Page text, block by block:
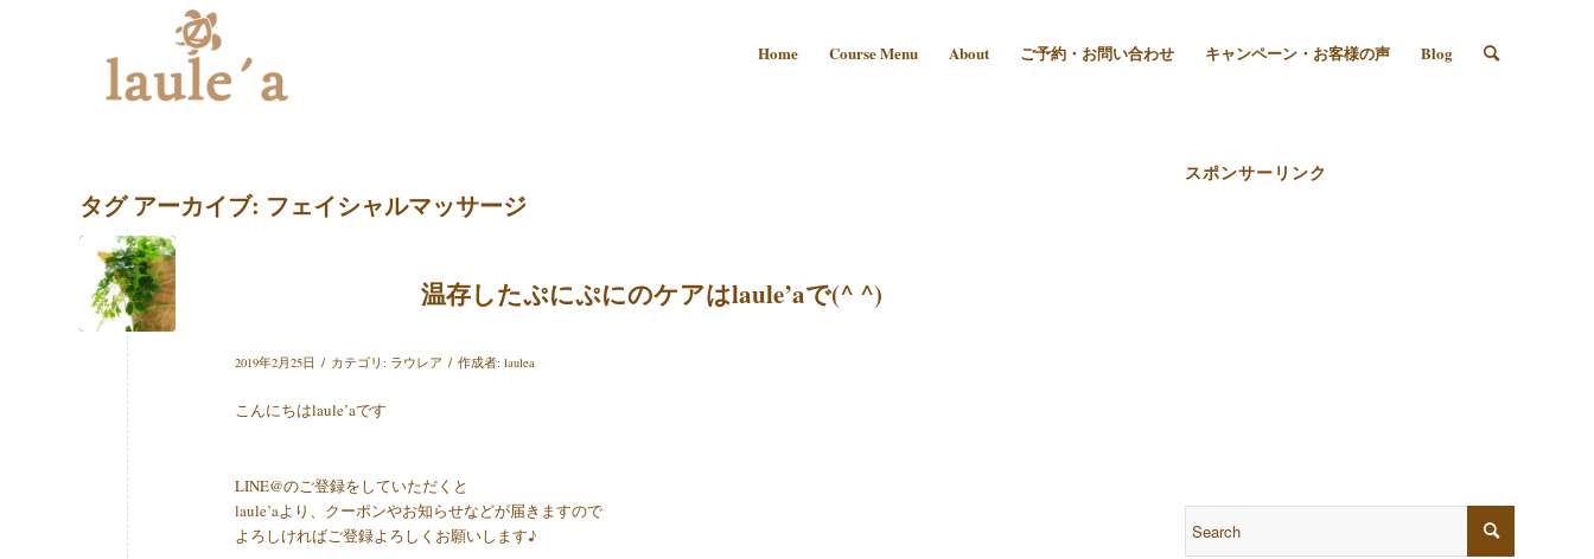
Home Course Menu About ご予約・お問い合わせ キャンペーン・お客様の声 Blog
タグ アーカイブ: フェイシャルマッサージ
温存したぷにぷにのケアはlaule’aで(^ ^)
2019年2月25日 / カテゴリ: ラウレア / 作成者: laulea
こんにちはlaule’aです
LINE@のご登録をしていただくと
laule’aより、クーポンやお知らせなどが届きますので
よろしければご登録よろしくお願いします♪
スポンサーリンク